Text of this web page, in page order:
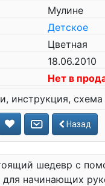
Мулине
Детское
Цветная
18.06.2010
Нет в
инструкция, схема
Назад
шедевр с
начинающих